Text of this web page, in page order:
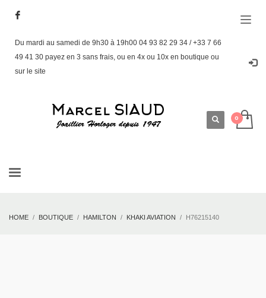
Du mardi au samedi de 9h30 à 19h00 04 93 82 29 34 / +33 7 66
49 41 30 payez en 3 sans frais, ou en 4x ou 10x en boutique ou
sur le site
HOME BOUTIQUE HAMILTON KHAKI AVIATION H76215140